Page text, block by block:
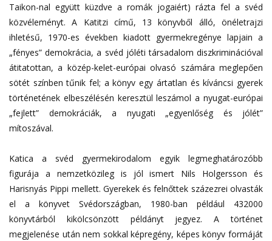
Taikon-nal együtt küzdve a romák jogaiért) rázta fel a svéd
közvéleményt. A Katitzi című, 13 könyvből álló, önéletrajzi
ihletésű, 1970-es években kiadott gyermekregénye lapjain a
„fényes” demokrácia, a svéd jóléti társadalom diszkriminációval
átitatottan, a közép-kelet-európai olvasó számára meglepően
sötét színben tűnik fel; a könyv egy ártatlan és kíváncsi gyerek
történetének elbeszélésén keresztül leszámol a nyugat-európai
„fejlett” demokráciák, a nyugati „egyenlőség és jólét”
mítoszával.
Katica a svéd gyermekirodalom egyik legmeghatározóbb
figurája a nemzetközileg is jól ismert Nils Holgersson és
Harisnyás Pippi mellett. Gyerekek és felnőttek százezrei olvasták
el a könyvet Svédországban, 1980-ban például 432000
könyvtárból kikölcsönzött példányt jegyez. A történet
megjelenése után nem sokkal képregény, képes könyv formáját